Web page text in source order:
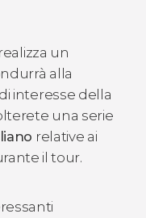
realizza un
alla
interesse della
una serie
relative ai
il tour.